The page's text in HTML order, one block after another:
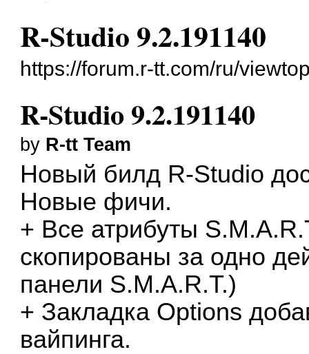
R-Studio 9.2.191140
https://forum.r-tt.com/ru/
R-Studio 9.2.191140
by R-tt Team
Новый билд R-Studio
Новые фичи.
+ Все атрибуты
скопированы за одно
панели S.M.A.R.T.)
+ Закладка Options
вайпинга.